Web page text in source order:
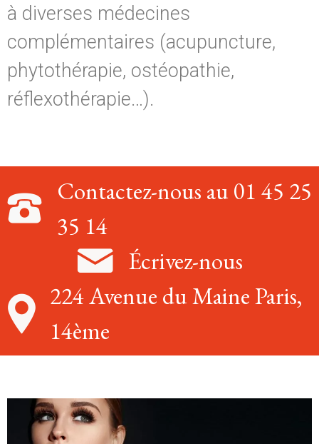
à diverses médecines
complémentaires (acupuncture,
phytothérapie, ostéopathie,
réflexothérapie…).
Contactez-nous au 01 45 25
35 14
Écrivez-nous
224 Avenue du Maine Paris,
14ème